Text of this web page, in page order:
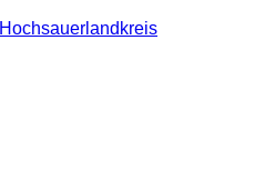
Hochsauerlandkreis